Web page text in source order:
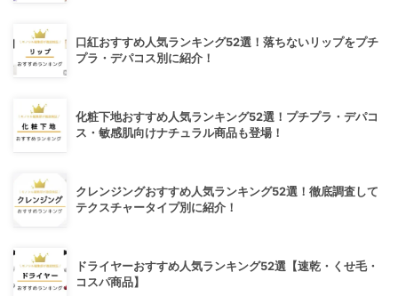
口紅おすすめ人気ランキング52選！落ちないリップをプチ
プラ・デパコス別に紹介！
化粧下地おすすめ人気ランキング52選！プチプラ・デパコ
ス・敏感肌向けナチュラル商品も登場！
クレンジングおすすめ人気ランキング52選！徹底調査して
テクスチャータイプ別に紹介！
ドライヤーおすすめ人気ランキング52選【速乾・くせ毛・
コスパ商品】